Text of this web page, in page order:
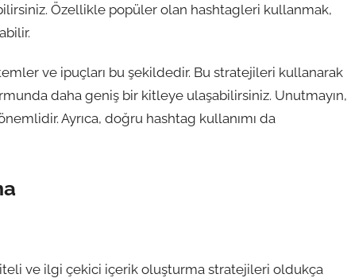
Özellikle popüler olan hashtagleri kullanmak,
ve ipuçları bu şekildedir. Bu stratejileri kullanarak
daha geniş bir kitleye ulaşabilirsiniz. Unutmayın,
Ayrıca, doğru hashtag kullanımı da
ve ilgi çekici içerik oluşturma stratejileri oldukça